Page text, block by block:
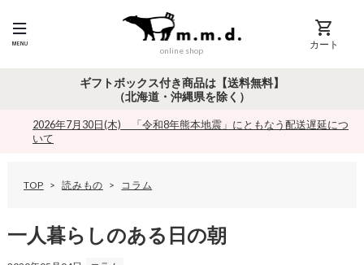
online shop カート
ギフトボックス付き商品は【送料無料】
（北海道・沖縄県を除く）
2026年7月30日(木) 「令和8年熊本地震」にともなう配送遅延につ
いて
TOP 読みもの
コラム
ら
一人暮らしのある日の朝